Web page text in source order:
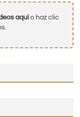
aquío haz clic